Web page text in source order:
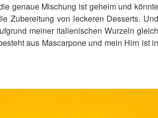
genaue Mischung ist geheim und könnte
Zubereitung von leckeren Desserts. Und
meiner italienischen Wurzeln gleich
aus Mascarpone und mein Hirn ist in